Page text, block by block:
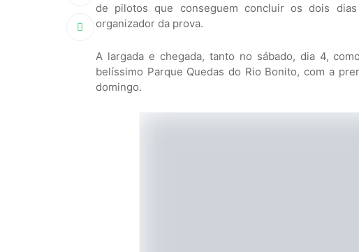
de pilotos que conseguem concluir os dois
organizador da prova.
A largada e chegada, tanto no sábado, dia 4,
belíssimo Parque Quedas do Rio Bonito, com a
domingo.